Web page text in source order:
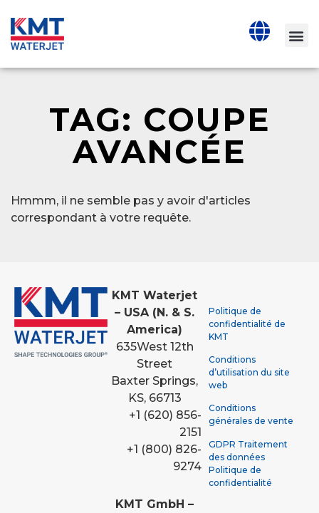
TAG: COUPE
AVANCÉE
Hmmm, il ne semble pas y avoir d'articles
correspondant à votre requête.
KMT Waterjet
– USA (N. & S.
America)
635West 12th
Street
Baxter Springs,
KS, 66713
+1 (620) 856-
2151
+1 (800) 826-
9274
KMT GmbH –
Politique de
confidentialité de
KMT
Conditions
d’utilisation du site
web
Conditions
générales de vente
GDPR Traitement
des données
Politique de
confidentialité